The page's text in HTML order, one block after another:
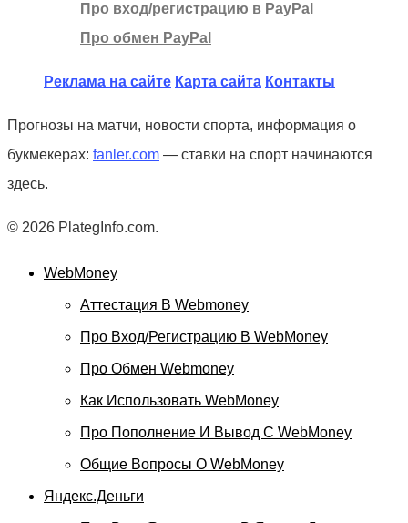
Про вход/регистрацию в PayPal
Про обмен PayPal
Реклама на сайте Карта сайта Контакты
Прогнозы на матчи, новости спорта, информация о
букмекерах: fanler.com — ставки на спорт начинаются
здесь.
© 2026 PlategInfo.com.
WebMoney
Аттестация В Webmoney
Про Вход/регистрацию В WebMoney
Про Обмен Webmoney
Как Использовать WebMoney
Про Пополнение И Вывод С WebMoney
Общие Вопросы О WebMoney
Яндекс.Деньги